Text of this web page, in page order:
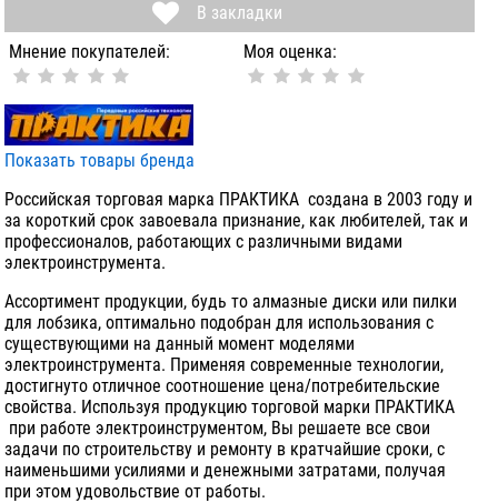
В закладки
Мнение покупателей:
Моя оценка:
Показать товары бренда
Российская торговая марка ПРАКТИКА создана в 2003 году и
за короткий срок завоевала признание, как любителей, так и
профессионалов, работающих с различными видами
электроинструмента.
Ассортимент продукции, будь то алмазные диски или пилки
для лобзика, оптимально подобран для использования с
существующими на данный момент моделями
электроинструмента. Применяя современные технологии,
достигнуто отличное соотношение цена/потребительские
свойства. Используя продукцию торговой марки ПРАКТИКА
при работе электроинструментом, Вы решаете все свои
задачи по строительству и ремонту в кратчайшие сроки, с
наименьшими усилиями и денежными затратами, получая
при этом удовольствие от работы.